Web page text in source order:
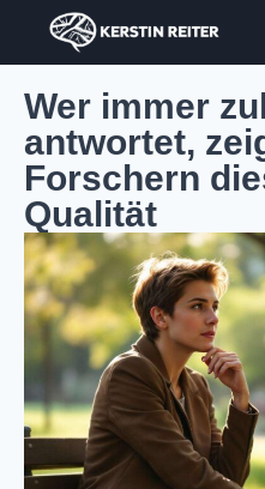
Wer immer
antwortet,
Forschern
Qualität